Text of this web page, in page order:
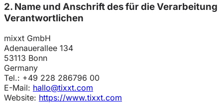
2. Name und Anschrift des für die Verarbeitung
Verantwortlichen
mixxt GmbH
Adenauerallee 134
53113 Bonn
Germany
Tel.: +49 228 286796 00
E-Mail: hallo@tixxt.com
Website: https://www.tixxt.com